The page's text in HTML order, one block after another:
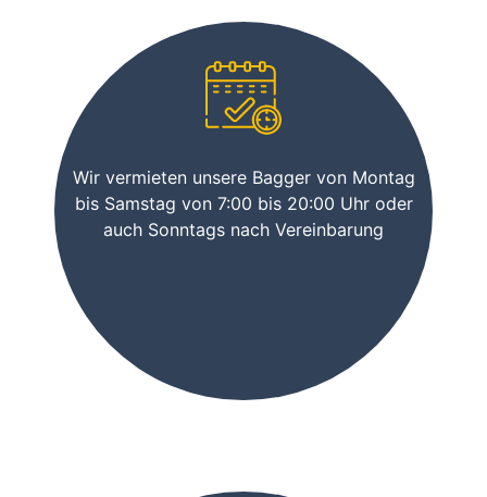
Wir vermieten unsere Bagger von Montag
bis Samstag von 7:00 bis 20:00 Uhr oder
auch Sonntags nach Vereinbarung